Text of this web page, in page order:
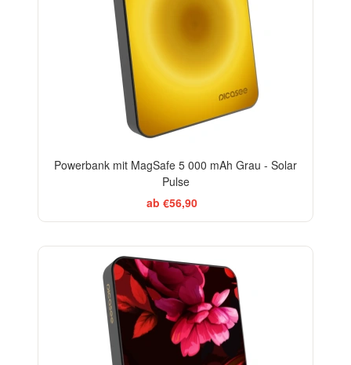
Powerbank mit MagSafe 5 000 mAh Grau - Solar
Pulse
ab €56,90